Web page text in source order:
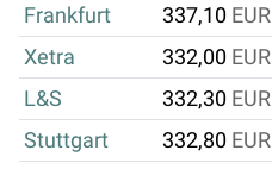
Frankfurt
337,10 EUR
Xetra
332,00 EUR
L&S
332,30 EUR
Stuttgart
332,80 EUR